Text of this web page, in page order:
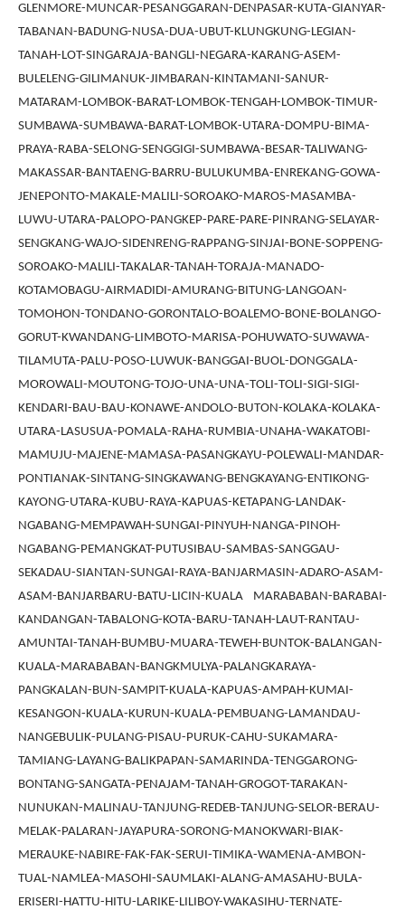
GLENMORE-MUNCAR-PESANGGARAN-DENPASAR-KUTA-GIANYAR-
TABANAN-BADUNG-NUSA-DUA-UBUT-KLUNGKUNG-LEGIAN-
TANAH-LOT-SINGARAJA-BANGLI-NEGARA-KARANG-ASEM-
BULELENG-GILIMANUK-JIMBARAN-KINTAMANI-SANUR-
MATARAM-LOMBOK-BARAT-LOMBOK-TENGAH-LOMBOK-TIMUR-
SUMBAWA-SUMBAWA-BARAT-LOMBOK-UTARA-DOMPU-BIMA-
PRAYA-RABA-SELONG-SENGGIGI-SUMBAWA-BESAR-TALIWANG-
MAKASSAR-BANTAENG-BARRU-BULUKUMBA-ENREKANG-GOWA-
JENEPONTO-MAKALE-MALILI-SOROAKO-MAROS-MASAMBA-
LUWU-UTARA-PALOPO-PANGKEP-PARE-PARE-PINRANG-SELAYAR-
SENGKANG-WAJO-SIDENRENG-RAPPANG-SINJAI-BONE-SOPPENG-
SOROAKO-MALILI-TAKALAR-TANAH-TORAJA-MANADO-
KOTAMOBAGU-AIRMADIDI-AMURANG-BITUNG-LANGOAN-
TOMOHON-TONDANO-GORONTALO-BOALEMO-BONE-BOLANGO-
GORUT-KWANDANG-LIMBOTO-MARISA-POHUWATO-SUWAWA-
TILAMUTA-PALU-POSO-LUWUK-BANGGAI-BUOL-DONGGALA-
MOROWALI-MOUTONG-TOJO-UNA-UNA-TOLI-TOLI-SIGI-SIGI-
KENDARI-BAU-BAU-KONAWE-ANDOLO-BUTON-KOLAKA-KOLAKA-
UTARA-LASUSUA-POMALA-RAHA-RUMBIA-UNAHA-WAKATOBI-
MAMUJU-MAJENE-MAMASA-PASANGKAYU-POLEWALI-MANDAR-
PONTIANAK-SINTANG-SINGKAWANG-BENGKAYANG-ENTIKONG-
KAYONG-UTARA-KUBU-RAYA-KAPUAS-KETAPANG-LANDAK-
NGABANG-MEMPAWAH-SUNGAI-PINYUH-NANGA-PINOH-
NGABANG-PEMANGKAT-PUTUSIBAU-SAMBAS-SANGGAU-
SEKADAU-SIANTAN-SUNGAI-RAYA-BANJARMASIN-ADARO-ASAM-
ASAM-BANJARBARU-BATU-LICIN-KUALA MARABABAN-BARABAI-
KANDANGAN-TABALONG-KOTA-BARU-TANAH-LAUT-RANTAU-
AMUNTAI-TANAH-BUMBU-MUARA-TEWEH-BUNTOK-BALANGAN-
KUALA-MARABABAN-BANGKMULYA-PALANGKARAYA-
PANGKALAN-BUN-SAMPIT-KUALA-KAPUAS-AMPAH-KUMAI-
KESANGON-KUALA-KURUN-KUALA-PEMBUANG-LAMANDAU-
NANGEBULIK-PULANG-PISAU-PURUK-CAHU-SUKAMARA-
TAMIANG-LAYANG-BALIKPAPAN-SAMARINDA-TENGGARONG-
BONTANG-SANGATA-PENAJAM-TANAH-GROGOT-TARAKAN-
NUNUKAN-MALINAU-TANJUNG-REDEB-TANJUNG-SELOR-BERAU-
MELAK-PALARAN-JAYAPURA-SORONG-MANOKWARI-BIAK-
MERAUKE-NABIRE-FAK-FAK-SERUI-TIMIKA-WAMENA-AMBON-
TUAL-NAMLEA-MASOHI-SAUMLAKI-ALANG-AMASAHU-BULA-
ERISERI-HATTU-HITU-LARIKE-LILIBOY-WAKASIHU-TERNATE-